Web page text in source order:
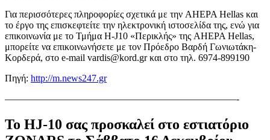
Για περισσότερες πληροφορίες σχετικά με την AHEPA Hellas και
το έργο της επισκεφτείτε την ηλεκτρονική ιστοσελίδα της, ενώ για
επικοινωνία με το Τμήμα H-J10 «Περικλής» της AHEPA Hellas,
μπορείτε να επικοινωνήσετε με τον Πρόεδρο Βαρδή Γωνιωτάκη-
Κορδερά, στο e-mail vardis@kord.gr και στο τηλ. 6974-899190
Πηγή: http://m.news247.gr
————————————————————————-
Το HJ-10 σας προσκαλεί στο εστιατόριο